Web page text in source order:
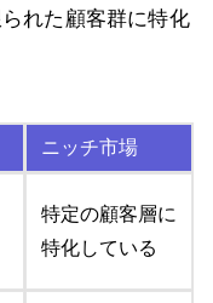
れた顧客群に特化
ニッチ市場
特定の顧客層に
特化している